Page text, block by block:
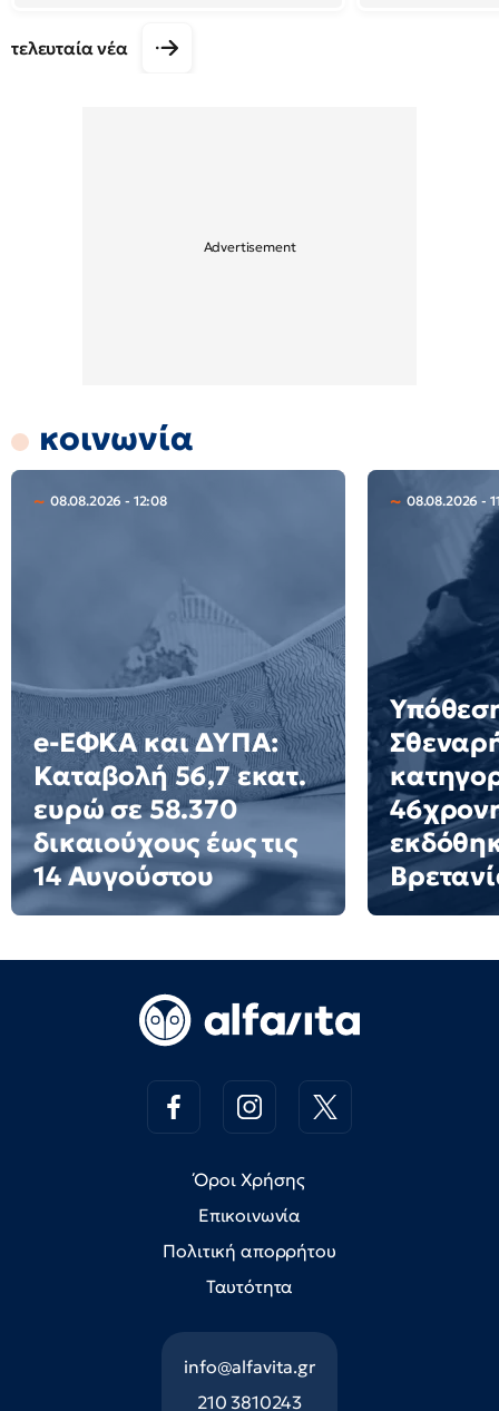
τελευταία νέα
κοινωνία
08.08.2026 - 12:08
e-ΕΦΚΑ και ΔΥΠΑ:
Καταβολή 56,7 εκατ.
ευρώ σε 58.370
δικαιούχους έως τις
14 Αυγούστου
08.08.2026 -
Όροι Χρήσης
Επικοινωνία
Πολιτική απορρήτου
Ταυτότητα
info@alfavita.gr
210 3810243